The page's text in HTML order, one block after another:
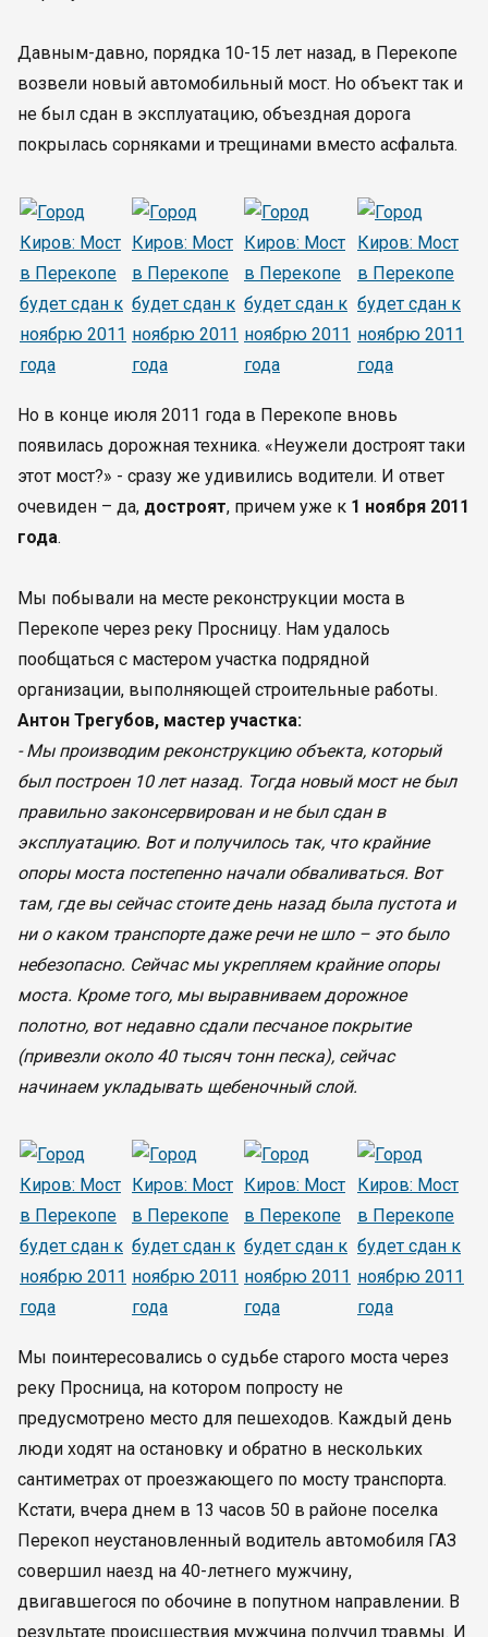
Давным-давно, порядка 10-15 лет назад, в Перекопе
возвели новый автомобильный мост. Но объект так и
не был сдан в эксплуатацию, объездная дорога
покрылась сорняками и трещинами вместо асфальта.
Но в конце июля 2011 года в Перекопе вновь
появилась дорожная техника. «Неужели достроят таки
этот мост?» - сразу же удивились водители. И ответ
очевиден – да, достроят, причем уже к 1 ноября 2011
года.
Мы побывали на месте реконструкции моста в
Перекопе через реку Просницу. Нам удалось
пообщаться с мастером участка подрядной
организации, выполняющей строительные работы.
Антон Трегубов, мастер участка:
- Мы производим реконструкцию объекта, который
был построен 10 лет назад. Тогда новый мост не был
правильно законсервирован и не был сдан в
эксплуатацию. Вот и получилось так, что крайние
опоры моста постепенно начали обваливаться. Вот
там, где вы сейчас стоите день назад была пустота и
ни о каком транспорте даже речи не шло – это было
небезопасно. Сейчас мы укрепляем крайние опоры
моста. Кроме того, мы выравниваем дорожное
полотно, вот недавно сдали песчаное покрытие
(привезли около 40 тысяч тонн песка), сейчас
начинаем укладывать щебеночный слой.
Мы поинтересовались о судьбе старого моста через
реку Просница, на котором попросту не
предусмотрено место для пешеходов. Каждый день
люди ходят на остановку и обратно в нескольких
сантиметрах от проезжающего по мосту транспорта.
Кстати, вчера днем в 13 часов 50 в районе поселка
Перекоп неустановленный водитель автомобиля ГАЗ
совершил наезд на 40-летнего мужчину,
двигавшегося по обочине в попутном направлении. В
результате происшествия мужчина получил травмы. И